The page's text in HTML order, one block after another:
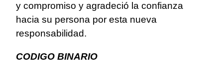
y compromiso y agradeció la confianza
hacia su persona por esta nueva
responsabilidad.
CODIGO BINARIO